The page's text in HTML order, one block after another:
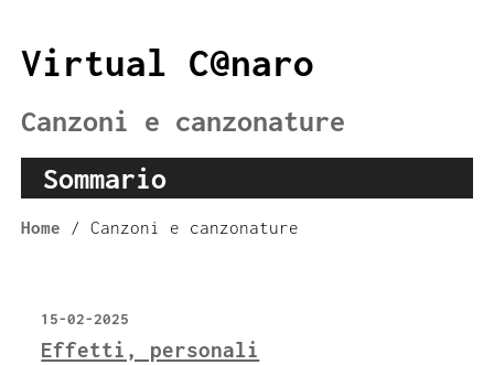
Virtual C@naro
Canzoni e canzonature
Sommario
Home / Canzoni e canzonature
15-02-2025
Effetti, personali